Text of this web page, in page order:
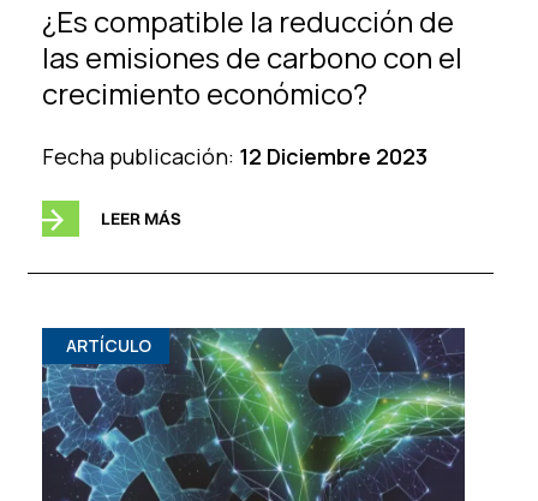
¿Es compatible la reducción de
las emisiones de carbono con el
crecimiento económico?
Fecha publicación: 12 Diciembre 2023
LEER MÁS
ARTÍCULO